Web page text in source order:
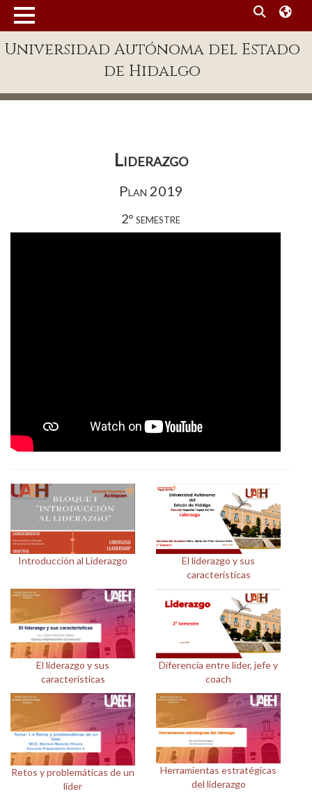
Enlaces
Universidad Autónoma del Estado
de Hidalgo
Liderazgo
Plan 2019
2° semestre
Introducción al Liderazgo
El liderazgo y sus
características
El liderazgo y sus
características
Diferencia entre líder, jefe y
coach
Retos y problemáticas de un
líder
Herramientas estratégicas
del liderazgo